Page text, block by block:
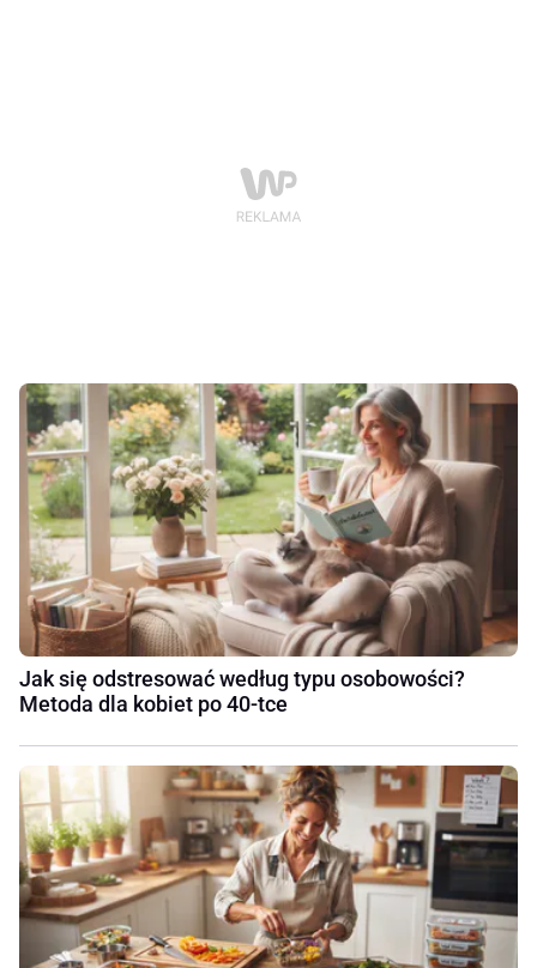
Jak się odstresować według typu osobowości?
Metoda dla kobiet po 40-tce